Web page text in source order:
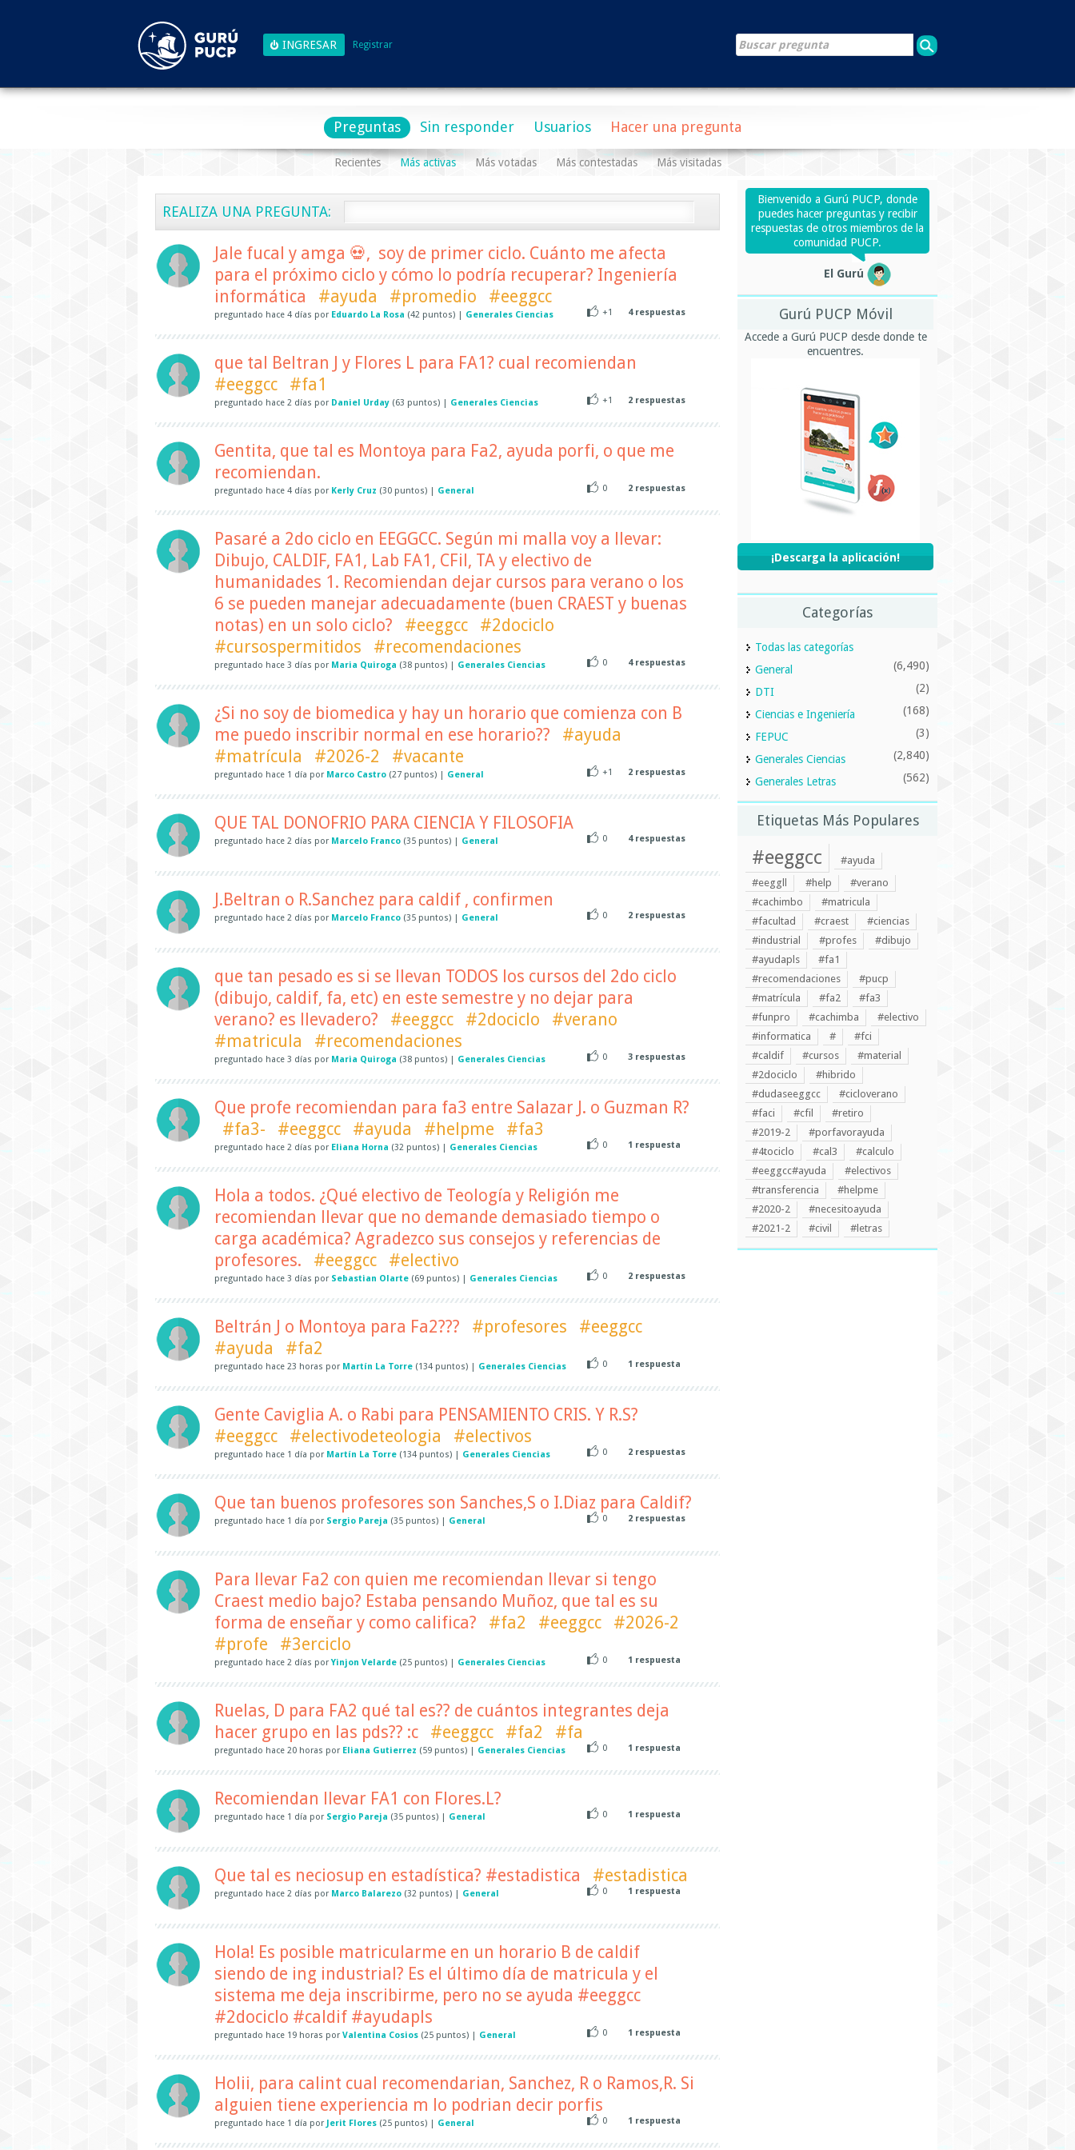
Registrar
Preguntas Sin responder Usuarios Hacer una pregunta
Recientes Más activas Más votadas Más contestadas Más visitadas
REALIZA UNA PREGUNTA:
Jale fucal y amga 💀, soy de primer ciclo. Cuánto me afecta
para el próximo ciclo y cómo lo podría recuperar? Ingeniería
informática
#ayuda #promedio #eeggcc
preguntado hace 4 días por Eduardo La Rosa (42 puntos) Generales Ciencias +1 4respuestas
que tal Beltran J y Flores L para FA1? cual recomiendan
#eeggcc
#fa1
preguntado hace 2 días por Daniel Urday (63 puntos) Generales Ciencias +1 2 respuestas
Gentita, que tal es Montoya para Fa2, ayuda porfi, o que me
recomiendan.
preguntado hace 4 días por Kerly Cruz (30 puntos) General 0 2 respuestas
Pasaré a 2do ciclo en EEGGCC. Según mi malla voy a llevar:
Dibujo, CALDIF, FA1, Lab FA1, CFil, TA y electivo de
humanidades 1. Recomiendan dejar cursos para verano o los
6 se pueden manejar adecuadamente (buen CRAEST y buenas
notas) en un solo ciclo?
#eeggcc
#2dociclo
#cursospermitidos
#recomendaciones
preguntado hace 3 días por Maria Quiroga (38 puntos) Generales Ciencias 0 4respuestas
¿Si no soy de biomedica y hay un horario que comienza con B
me puedo inscribir normal en ese horario??
#ayuda
#matrícula
#2026-2 #vacante
preguntado hace 1 día por Marco Castro (27 puntos) General +1 2 respuestas
QUE TAL DONOFRIO PARA CIENCIA Y FILOSOFIA
preguntado hace 2 días por Marcelo Franco (35 puntos) General 0 4respuestas
J.Beltran o R.Sanchez para caldif , confirmen
preguntado hace 2 días por Marcelo Franco (35 puntos) General 0 2 respuestas
que tan pesado es si se llevan TODOS los cursos del 2do ciclo
(dibujo, caldif, fa, etc) en este semestre y no dejar para
verano? es llevadero?
#eeggcc #2dociclo
#verano
#matricula
#recomendaciones
preguntado hace 3 días por Maria Quiroga (38 puntos) Generales Ciencias 0 3 respuestas
Que profe recomiendan para fa3 entre Salazar J. o Guzman R?
#fa3-
#eeggcc #ayuda #helpme #fa3
preguntado hace 2 días por Eliana Horna (32 puntos) Generales Ciencias 0 1 respuesta
Hola a todos. ¿Qué electivo de Teología y Religión me
recomiendan llevar que no demande demasiado tiempo o
carga académica? Agradezco sus consejos y referencias de
profesores.
#eeggcc #electivo
preguntado hace 3 días por Sebastian Olarte (69 puntos) Generales Ciencias 0 2 respuestas
Beltrán J o Montoya para Fa2??? #profesores
#eeggcc
#ayuda
#fa2
preguntado hace 23 horas por Martín La Torre (134 puntos) Generales Ciencias 0 1 respuesta
Gente Caviglia A. o Rabi para PENSAMIENTO CRIS. Y R.S?
#eeggcc
#electivodeteologia #electivos
preguntado hace 1 día por Martín La Torre (134 puntos) Generales Ciencias 0 2 respuestas
Que tan buenos profesores son Sanches,S o I.Diaz para Caldif?
preguntado hace 1 día por Sergio Pareja (35 puntos) General 0 2 respuestas
Para llevar Fa2 con quien me recomiendan llevar si tengo
Craest medio bajo? Estaba pensando Muñoz, que tal es su
forma de enseñar y como califica?
#fa2 #eeggcc
#2026-2
#profe
#3erciclo
preguntado hace 2 días porYinjon Velarde (25 puntos) Generales Ciencias 0 1 respuesta
Ruelas, D para FA2 qué tal es?? de cuántos integrantes deja
hacer grupo en las pds?? :c
#eeggcc #fa2 #fa
preguntado hace 20 horas por Eliana Gutierrez (59 puntos) Generales Ciencias 0 1 respuesta
Recomiendan llevar FA1 con Flores.L?
preguntado hace 1 día por Sergio Pareja (35 puntos) General 0 1 respuesta
Que tal es neciosup en estadística? #estadistica #estadistica
preguntado hace 2 días por Marco Balarezo (32 puntos) General 0 1 respuesta
Hola! Es posible matricularme en un horario B de caldif
siendo de ing industrial? Es el último día de matricula y el
sistema me deja inscribirme, pero no se ayuda #eeggcc
#2dociclo #caldif #ayudapls
preguntado hace 19 horas por Valentina Cosios (25 puntos) General 0 1 respuesta
Holii, para calint cual recomendarian, Sanchez, R o Ramos,R. Si
alguien tiene experiencia m lo podrian decir porfis
preguntado hace 1 día por Jerit Flores (25 puntos) General 0 1 respuesta
Bienvenido a Gurú PUCP, donde
puedes hacer preguntas y recibir
respuestas de otros miembros de la
comunidad PUCP.
El Gurú
Gurú PUCP Móvil
Accede a Gurú PUCP desde donde te
encuentres.
¡Descarga la aplicación!
Categorías
Todas las categorías
General
(6,490)
DTI (2)
Ciencias e Ingeniería (168)
FEPUC (3)
Generales Ciencias (2,840)
Generales Letras (562)
Etiquetas Más Populares
#eeggcc
#ayuda
#eeggll
#help
#verano
#cachimbo
#matricula
#facultad
#craest
#ciencias
#industrial
#profes
#dibujo
#ayudapls
#fa1
#recomendaciones
#pucp
#matrícula
#fa2
#fa3
#funpro
#cachimba
#electivo
#informatica
#
#fci
#caldif
#cursos
#material
#2dociclo
#hibrido
#dudaseeggcc
#cicloverano
#faci
#cfil
#retiro
#2019-2
#porfavorayuda
#4tociclo
#cal3
#calculo
#eeggcc#ayuda
#electivos
#transferencia
#helpme
#2020-2
#necesitoayuda
#2021-2
#civil #letras